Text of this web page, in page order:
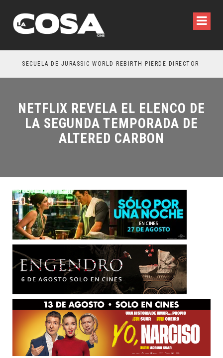
SECUELA DE JURASSIC WORLD REBIRTH PIERDE DIRECTOR
NETFLIX REVELA EL ELENCO DE
LA SEGUNDA TEMPORADA DE
ALTERED CARBON